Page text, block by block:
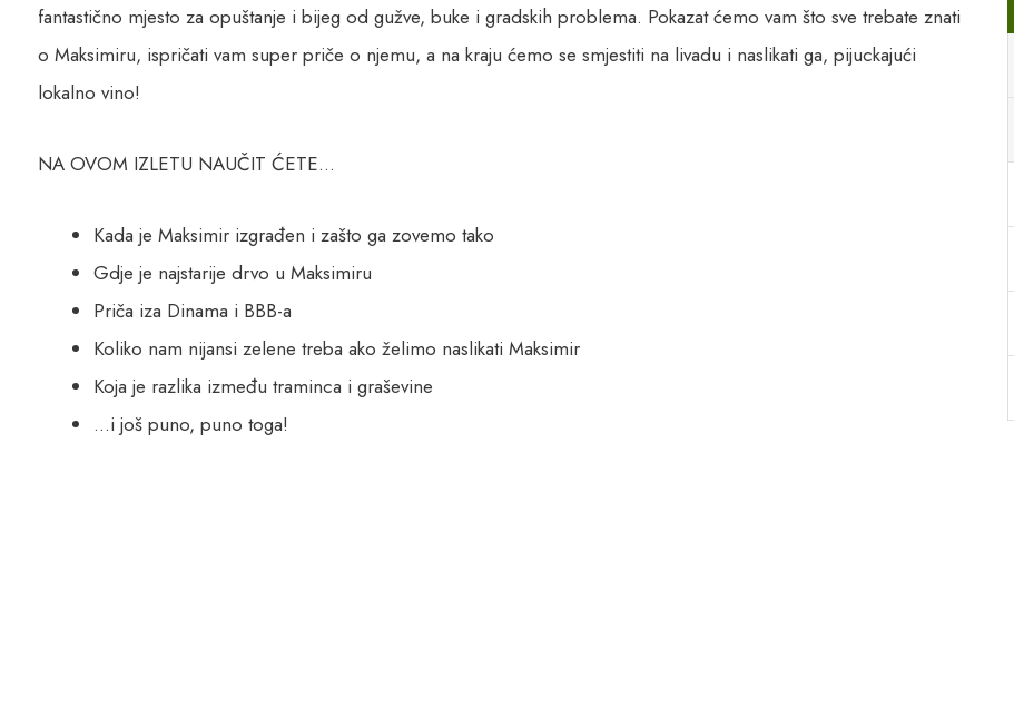
fantastično mjesto za opuštanje i bijeg od gužve, buke i gradskih problema. Pokazat ćemo vam što sve trebate znati
o Maksimiru, ispričati vam super priče o njemu, a na kraju ćemo se smjestiti na livadu i naslikati ga, pijuckajući
lokalno vino!
NA OVOM IZLETU NAUČIT ĆETE…
Kada je Maksimir izgrađen i zašto ga zovemo tako
Gdje je najstarije drvo u Maksimiru
Priča iza Dinama i BBB-a
Koliko nam nijansi zelene treba ako želimo naslikati Maksimir
Koja je razlika između traminca i graševine
…i još puno, puno toga!